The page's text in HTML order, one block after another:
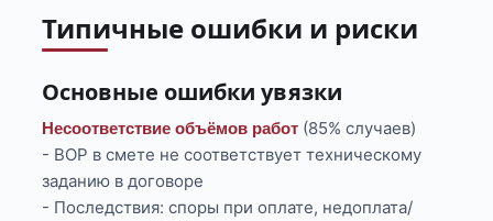
Типичные ошибки и риски
Основные ошибки увязки
Несоответствие объёмов работ (85% случаев)
- ВОР в смете не соответствует техническому
заданию в договоре
- Последствия: споры при оплате, недоплата/